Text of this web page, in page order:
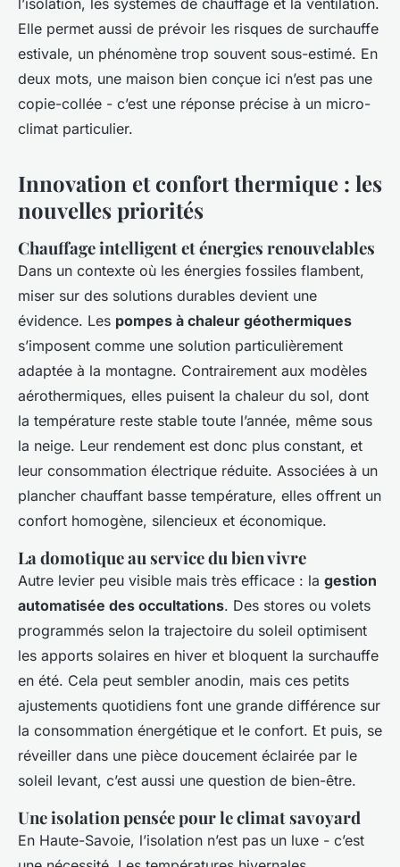
Elle permet aussi de prévoir les risques de surchauffe
estivale, un phénomène trop souvent sous-estimé. En
deux mots, une maison bien conçue ici n’est pas une
copie-collée - c’est une réponse précise à un micro-
climat particulier.
Innovation et confort thermique : les
nouvelles priorités
Chauffage intelligent et énergies renouvelables
Dans un contexte où les énergies fossiles flambent,
miser sur des solutions durables devient une
évidence. Les pompes à chaleur géothermiques
s’imposent comme une solution particulièrement
adaptée à la montagne. Contrairement aux modèles
aérothermiques, elles puisent la chaleur du sol, dont
la température reste stable toute l’année, même sous
la neige. Leur rendement est donc plus constant, et
leur consommation électrique réduite. Associées à un
plancher chauffant basse température, elles offrent un
confort homogène, silencieux et économique.
La domotique au service du bien vivre
Autre levier peu visible mais très efficace : la gestion
automatisée des occultations. Des stores ou volets
programmés selon la trajectoire du soleil optimisent
les apports solaires en hiver et bloquent la surchauffe
en été. Cela peut sembler anodin, mais ces petits
ajustements quotidiens font une grande différence sur
la consommation énergétique et le confort. Et puis, se
réveiller dans une pièce doucement éclairée par le
soleil levant, c’est aussi une question de bien-être.
Une isolation pensée pour le climat savoyard
En Haute-Savoie, l’isolation n’est pas un luxe - c’est